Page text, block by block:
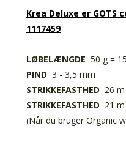
Krea Deluxe er
1117459
LØBELÆNGDE 50 g =
PIND 3 - 3,5 mm
STRIKKEFASTHED 26
STRIKKEFASTHED 21
(Når du bruger Organic